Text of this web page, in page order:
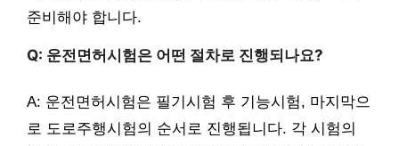
준비해야 합니다.
Q: 운전면허시험은 어떤 절차로 진행되나요?
A: 운전면허시험은 필기시험 후 기능시험, 마지막으
로 도로주행시험의 순서로 진행됩니다. 각 시험의